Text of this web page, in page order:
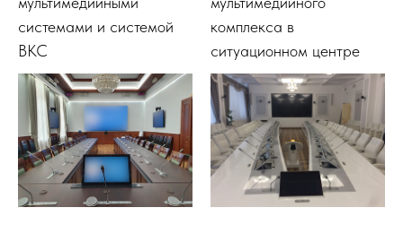
системами и системой
ВКС
комплекса в
ситуационном центре